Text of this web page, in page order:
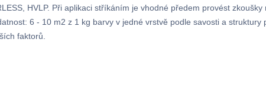
HVLP. Při aplikaci stříkáním je vhodné předem provést
6 - 10 m2 z 1 kg barvy v jedné vrstvě podle savosti a
faktorů.